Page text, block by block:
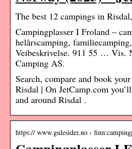
The best 12 campings in
Campingplasser I Froland –
helårscamping,
Veibeskrivelse. 911 55 … Vis.
Camping AS.
Search, compare and book
Risdal | On JetCamp.com
and around Risdal .
https:// www.gulesider.no ›